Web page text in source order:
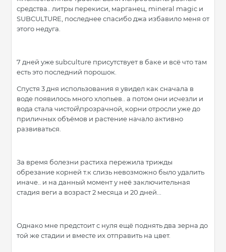
средства.. литры перекиси, марганец, mineral magic и
SUBCULTURE, последнее спасибо джа избавило меня от
этого недуга.
7 дней уже subculture присутствует в баке и всё что там
есть это последний порошок.
Спустя 3 дня использования я увидел как сначала в
воде появилось много хлопьев.. а потом они исчезли и
вода стала чистой\прозрачной, корни отросли уже до
приличных объёмов и растение начало активно
развиваться.
За время болезни растиха пережила трижды
обрезание корней т.к слизь невозможно было удалить
иначе.. и на данный момент у неё заключительная
стадия веги а возраст 2 месяца и 20 дней...
Однако мне предстоит с нуля ещё поднять два зерна до
той же стадии и вместе их отправить на цвет.